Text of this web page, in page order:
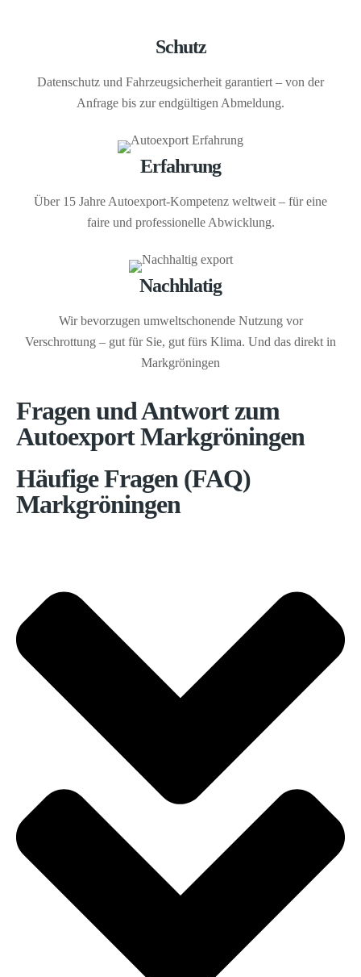
Fragen und Antwort zum
Autoexport Markgröningen
Häufige Fragen (FAQ)
Markgröningen
Schutz
Datenschutz und Fahrzeugsicherheit garantiert – von der
Anfrage bis zur endgültigen Abmeldung.
Erfahrung
Über 15 Jahre Autoexport-Kompetenz weltweit – für eine
faire und professionelle Abwicklung.
Nachhlatig
Wir bevorzugen umweltschonende Nutzung vor
Verschrottung – gut für Sie, gut fürs Klima. Und das direkt in
Markgröningen